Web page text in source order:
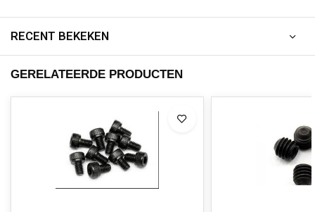
RECENT BEKEKEN
GERELATEERDE PRODUCTEN